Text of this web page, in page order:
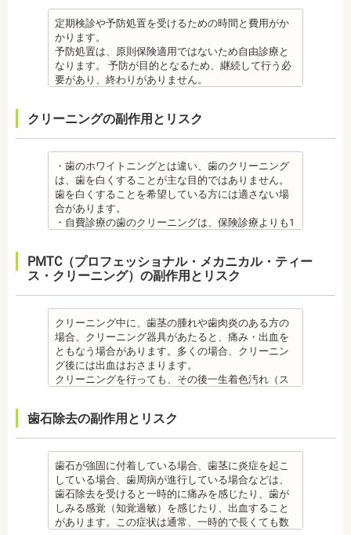
す。その程度に個人差があります。
・矯正終了して数か月から数年経過すると噛み合わ
せが悪くなる可能性があります。噛み合わせが悪く
なると、咀嚼障害の場合は、噛み合わせの治療を行
います、頭痛、肩こりを招く事があります。また、
開かない、食事を噛むときに痛みが出る顎関節症を
発症する場合があります。
他にも自律神経失調症になることもあります。噛み
合わせが原因。
その他
・個人差がありますが子供にとって大きなストレス
になる場合があります。装置装着後もしっかりと状
況を聞いて話し合ってください。
・矯正中、頭痛、首や肩のこり、強い倦怠感、吐き
の場合は、鎮痛剤、吐き気止め等、歯科医師の指示
のもと服用してください。
・治療の経過と治療後の見た目に個人差が大きくあ
らわれる治療です。また、歯科医師との見解の相違
も起こりえます。歯科医師とよくご相談ください。
・矯正力が強すぎると、歯の根が短くなる「歯根吸
収」が起こるリスクが高くなります。
・歯や骨の状態、歯の動きを妨げる癖があった場
合、虫歯や歯周病の発生など、治療計画よりも治療
期間が長くなる場合があります。
あります。特に切歯（せっし：上下前歯各4本）、歯
の凸凹が大きい患者様の場合、発症する事がありま
す。
・顎の成長に合わせて歯並びを治していくため、一
時的に歯並びが悪い状態になることもあります。
・大人になってから再度矯正が必要になることがあ
ります。
・定期的な通院などにご協力いただけない場合、治
療の結果に差が出る場合があります。
・矯正中、虫歯が悪化する場合があります。治療終
了後に虫歯の治療をする場合と器具を一度外して虫
歯の治療を行う場合があります。
・矯正治療中、矯正装置の周りなど、ブラッシング
（歯磨き）しにくい部分ができるため、虫歯や歯周
炎のリスクが高くなります。間食を控え、矯正治療
、毎日丁寧なブラッシング、歯を清潔にしてリスク
を抑えましょう。
・矯正中は、基本的に虫歯や歯周病の治療が行えな
いため、矯正前にこれらの治療を終わらせる必要が
あります。矯正専門の歯科の場合は、一般の歯科で
虫歯、歯周病の治療を行う必要もあります。
治療終了後
す。
・矯正終了して数か月から数年経過するとかみ合わ
せが悪くなる可能性があります。かみ合わせが悪く
なると、咀嚼障害、頭痛、肩こりを招く事がありま
す。
また、かみ合わせのバランスが崩れることで、口が
大きく開かない、食事を噛むときに痛みが出る顎関
節症を発症する場合があります。他にも自律神経失
調症になることもあります。かみ合わせが原因の場
合は、かみ合わせの治療を行います。 その他
気、不眠など不定愁訴が起こる場合がありますの
で、鎮痛剤、吐き気止め等、歯科医師の指示のもと
服用する場合があります。
・治療中と治療後の見た目に個人差が大きくあらわ
れる治療です。また、歯科医師との見解の相違も起
こりえます。歯科医師とよくご相談ください。
・矯正力が強すぎると、歯の根が短くなる「歯根吸
収」が起こるリスクが高くなります。
・歯や骨の状態、歯の動きを妨げる癖があった場
ため、心臓や血圧に問題がある方が使用すると、動
悸、血圧上昇を起こす場合があります。また、頬を
噛んでもわからなかったり、熱いものを飲んでもわ
からないため、口腔内を傷つけるリスクがありま
す。さらに、麻酔によって悪心、嘔吐、アレルギー
反応が起こることもあります。
・矯正中、虫歯が悪化する場合があります。治療終
・矯正治療中、矯正装置の周りなど、ブラッシング
（歯磨き）しにくい部分ができるため、虫歯や歯周
炎のリスクが高くなります。間食を控え、矯正治療
中に合ったブラッシング指導を歯科医師より受けて
、毎日丁寧なブラッシング、歯を清潔にしてリスク
を抑えましょう。
ッ素塗布など、歯科医院でのケアも予防に役立ちま
す。
・矯正中は、虫歯や歯周病の治療が行えないため矯
病の治療を行う必要もあります。
治療終了後
・矯正終了後に噛み合わせが悪くなる可能性があり
ます。
噛み合わせが悪くなると、咀嚼障害、頭痛、肩こり
が崩れることで、口が大きく開かない、食事を噛む
ときに痛みが出る顎関節症を発症する場合がありま
す。他にも自律神経失調症になることもあります。
噛み合わせが原因の場合は、噛み合わせの治療を行
います。
・矯正終了後に矯正箇所が元に戻る場合もありま
す。
その他
・治したい部分の一部の歯並びにのみ対応できま
足りない方、喫煙者の方は、事前に生活習慣の改
善、治療が必要となる場合があります。
・インプラント術後すぐには違和感があったり、痛
み、腫れ、出血などが発生する場合がありますが、
これらの症状の多くについては一時的なもので、多
くの場合2～3日で治まります。
に穴をあけて人工の歯根を埋め込み、その上に人工
た、インプラントを埋め込む骨の厚みを増やす手術
を行う場合、さらに期間を要することになります。
・インプラント治療を受けると定期検診、メインテ
ナンスをし続けなければいけません。人工物である
インプラントが虫歯になることはありませんが、日
ごろから丁寧なメインテナンスが必要となります。
囲炎という病気にかかる可能性があります。インプ
ラントの機能をより長く維持するために、定期検診
異なり保険適用外となります。
・インプラント治療は、お子様、妊婦の方は受けら
れません。骨の成長途中になるお子様は、インプラ
ント治療はできません。痛み止め、抗生物質等を治
療に使用するため妊娠中、妊娠の可能性のある方、
授乳中の方は、インプラント治療はお控えくださ
・心臓の疾患、骨粗鬆症等、内科的にインプラント
治療に適さないケースもあります。また、普段服薬
・歯がない箇所のリカバリー治療ですが、その欠損
箇所のみの治療ではなく、全体のかみ合わせを提案
してくれる方針を選択するとよいでしょう。
・手術ではありますが、麻酔を行うため、手術中に
痛みを感じることは基本的にありません。
しまうことのほうが多くあります。
原因のひとつとしては、ポーセレンというセラミッ
クとジルコニアの密着度が、セラミック同士との場
合や金属とセラミックとの場合に比べて、若干弱い
場合があるからです。他にも、激しい歯ぎしりをす
る人の場合、どうしてもセラミックの部分はジルコ
メタルセラミック
オールセラミック
・オールセラミック治療は、本数が多いと費用が高
額となる場合が多くあります。また、陶器であり強
度は低いため、奥歯には不向きです。前歯でも欠け
てしまうこともあるため、歯ぎしりのクセがある方
はマウスピースで保護する場合もあります。
はなく、デメリットもあるため、検討される方は、
歯科医師と十分に相談しましょう。
【プロフィール】
日本大学歯学部卒業
日本大学歯学部口腔外科第２講座大学院卒業
歯学博士（口腔外科学）
日本大学歯学部非常勤講師
社会福祉法人富士白苑理事
定期検診や予防処置を受けるための時間と費用がか
かります。
予防処置は、原則保険適用ではないため自由診療と
なります。 予防が目的となるため、継続して行う必
要があり、終わりがありません。
日本歯科大学新潟生命歯学部卒業
新潟大学医歯学総合病院にて研修
都内歯科医院にて勤務
クリーニングの副作用とリスク
・歯のホワイトニングとは違い、歯のクリーニング
は、歯を白くすることが主な目的ではありません。
歯を白くすることを希望している方には適さない場
合があります。
・自費診療の歯のクリーニングは、保険診療よりも1
・歯のクリーニングは、歯科医院によって「クリー
ニング」と書いているところと「PMTC」と書いてい
るところがあります。PMTCは専用の機器が用いられ
るのに対し、クリーニングは歯科医院によっては歯
石を落とすスケーリングの場合や、PMTCの場合もあ
るので、事前に内容を確認されるとよいでしょう。
監修医情報 医療法人社団日坂会 理事長 日坂充
宏先生
【プロフィール】
歯学博士（口腔外科学）
PMTC（プロフェッショナル・メカニカル・ティー
ス・クリーニング）の副作用とリスク
クリーニング中に、歯茎の腫れや歯肉炎のある方の
場合、クリーニング器具があたると、痛み・出血を
ともなう場合があります。多くの場合、クリーニン
グ後には出血はおさまります。
クリーニングを行っても、その後一生着色汚れ（ス
す。また、歯科のクリーニングだけでは、虫歯や歯
周病の予防にはなりません。
毎日のブラッシングなどは継続して行う必要があり
ます。
備考
自宅で、歯磨きをしていても、落とすことの出来な
い汚れや、歯石の元となる歯垢・バイオフィルムを
歯科で専門の機器・技術によって除去する技術で
歯石除去の副作用とリスク
歯石が強固に付着している場合、歯茎に炎症を起こ
している場合、歯周病が進行している場合などは、
歯石除去を受けると一時的に痛みを感じたり、歯が
しみる感覚（知覚過敏）を感じたり、出血すること
があります。この症状は通常、一時的で長くても数